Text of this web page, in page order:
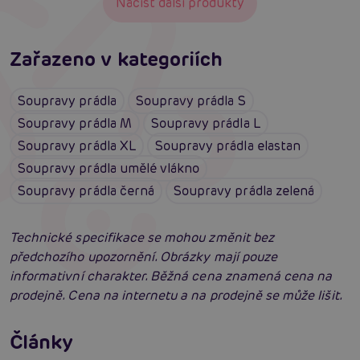
Zařazeno v kategoriích
Soupravy prádla
Soupravy prádla S
Soupravy prádla M
Soupravy prádla L
Soupravy prádla XL
Soupravy prádla elastan
Soupravy prádla umělé vlákno
Soupravy prádla černá
Soupravy prádla zelená
Technické specifikace se mohou změnit bez
předchozího upozornění. Obrázky mají pouze
informativní charakter. Běžná cena znamená cena na
prodejně. Cena na internetu a na prodejně se může lišit.
Články
neodolatelně sexy
Číst více
Erotická inteligence: Příručka Sexiomů